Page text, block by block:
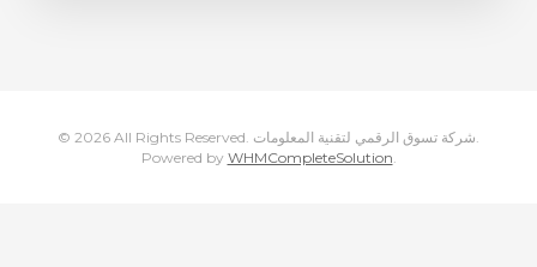
© 2026 All Rights Reserved. شركة تسوق الرقمي لتقنية المعلومات.
Powered by WHMCompleteSolution.